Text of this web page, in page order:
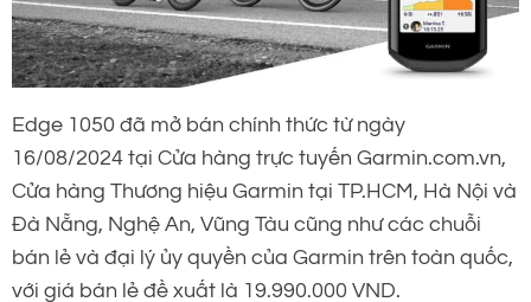
Edge 1050 đã mở bán chính thức từ ngày
16/08/2024 tại Cửa hàng trực tuyến Garmin.com.vn,
Cửa hàng Thương hiệu Garmin tại TP.HCM, Hà Nội và
Đà Nẵng, Nghệ An, Vũng Tàu cũng như các chuỗi
bán lẻ và đại lý ủy quyền của Garmin trên toàn quốc,
với giá bán lẻ đề xuất là 19.990.000 VND.